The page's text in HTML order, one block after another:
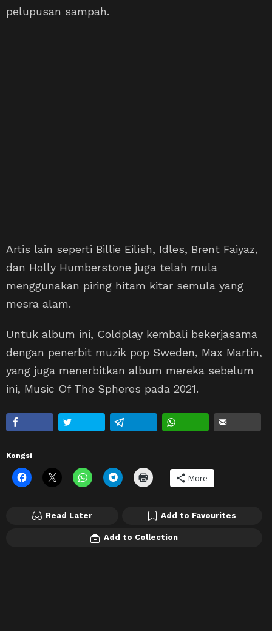
pelupusan sampah.
Artis lain seperti Billie Eilish, Idles, Brent Faiyaz,
dan Holly Humberstone juga telah mula
menggunakan piring hitam kitar semula yang
mesra alam.
Untuk album ini, Coldplay kembali bekerjasama
dengan penerbit muzik pop Sweden, Max Martin,
yang juga menerbitkan album mereka sebelum
ini, Music Of The Spheres pada 2021.
Kongsi
More
Read Later Add to Favourites
Add to Collection